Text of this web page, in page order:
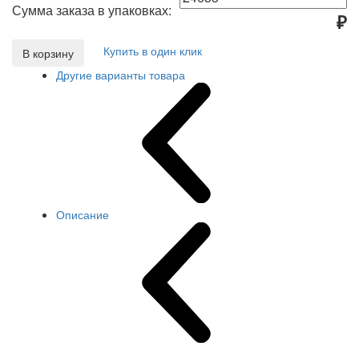
Сумма заказа в упаковках: ₽
В корзину
Купить в один клик
Другие варианты товара
Описание